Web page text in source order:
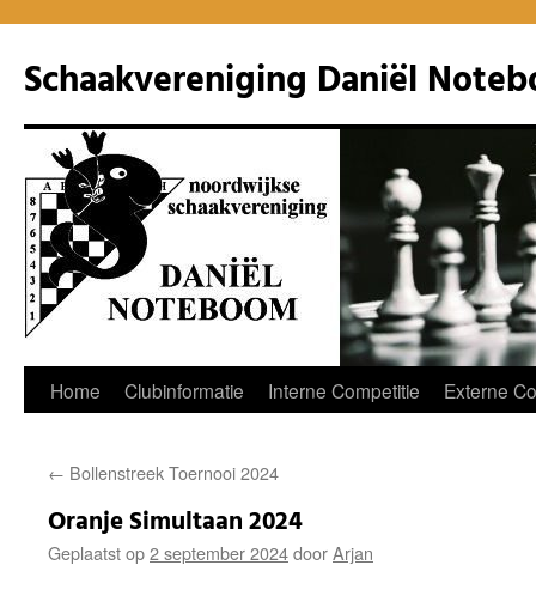
de
inhoud
Schaakvereniging Daniël
Home Clubinformatie Interne Competitie Externe
← Bollenstreek Toernooi 2024
Oranje Simultaan 2024
Geplaatst op2 september 2024doorArjan